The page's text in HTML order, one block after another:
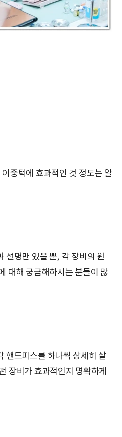
중턱에 효과적인 것 정도는 알
설명만 있을 뿐, 각 장비의 원
대해 궁금해하시는 분들이 많
핸드피스를 하나씩 상세히 살
장비가 효과적인지 명확하게